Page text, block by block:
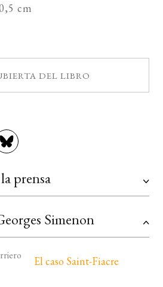
cm
DEL LIBRO
prensa
Simenon
El caso Saint-Fiacre